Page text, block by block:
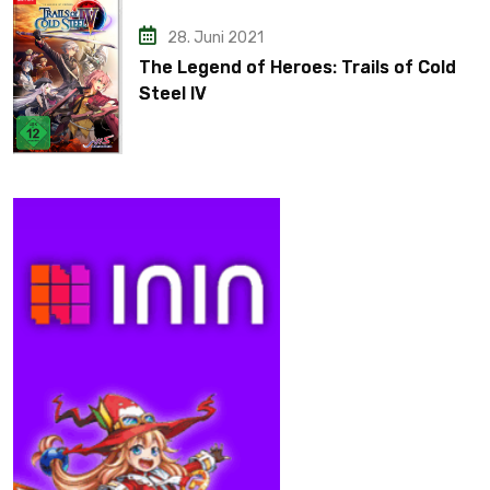
28. Juni 2021
The Legend of Heroes: Trails of Cold
Steel IV